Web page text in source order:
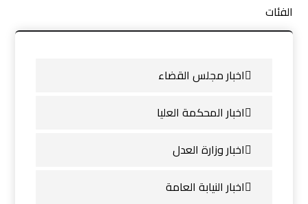
الفئات
اخبار مجلس القضاء
اخبار المحكمة العليا
اخبار وزارة العدل
اخبار النيابة العامة